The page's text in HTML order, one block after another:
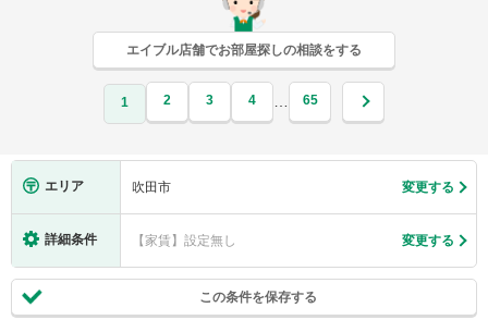
エイブル店舗でお部屋探しの相談をする
1 2 3 4 … 65
エリア 吹田市 変更する
詳細条件 【家賃】設定無し 変更する
この条件を保存する